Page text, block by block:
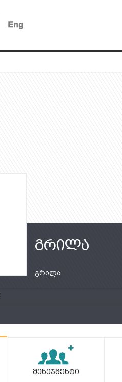
გრილა
გრილა
Მენეჯმენტი